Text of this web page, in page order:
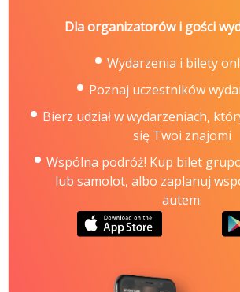
Dla organizatorów i gości
Wydarzenia i bilety
Poznaj uczestników
Bierz udział w wydarzeniach,
się Twoi znajomi
Wspólna podróż! Kup bilet
lub samolot, albo zaplanuj
autem.